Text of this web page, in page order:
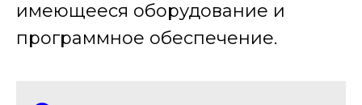
имеющееся оборудование и
программное обеспечение.